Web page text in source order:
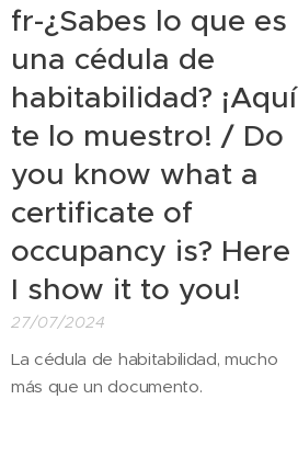
fr-¿Sabes lo que es
una cédula de
habitabilidad? ¡Aquí
te lo muestro! / Do
you know what a
certificate of
occupancy is? Here
I show it to you!
27/07/2024
La cédula de habitabilidad, mucho
más que un documento.